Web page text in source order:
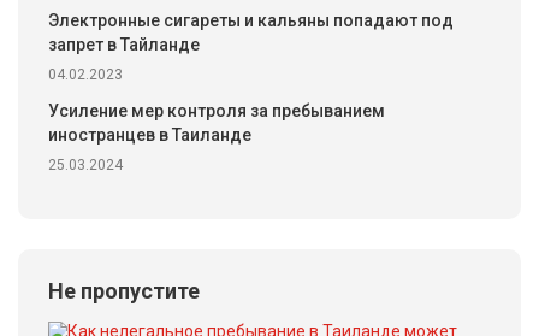
Электронные сигареты и кальяны попадают под
запрет в Тайланде
04.02.2023
Усиление мер контроля за пребыванием
иностранцев в Таиланде
25.03.2024
Не пропустите